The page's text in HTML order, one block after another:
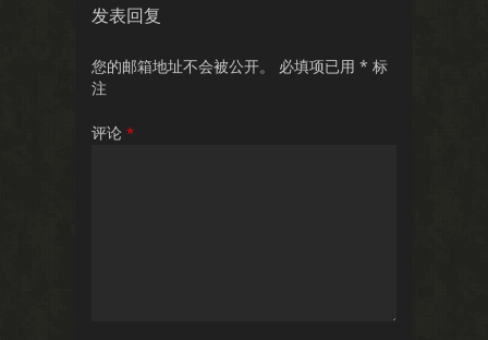
发表回复
您的邮箱地址不会被公开。 必填项已用 * 标
注
评论 *